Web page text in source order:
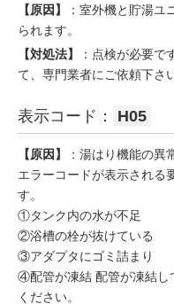
【原因】
：室外機と貯湯ユ
られます。
【対処法】
：点検が必要で
て、専門業者にご依頼下さ
表示コード： H05
【原因】
：湯はり機能の
エラーコードが表示される
す。
①タンク内の水が不足
②浴槽の栓が抜けている
③アダプタにゴミ詰まり
④配管が凍結 配管が凍結し
ください。